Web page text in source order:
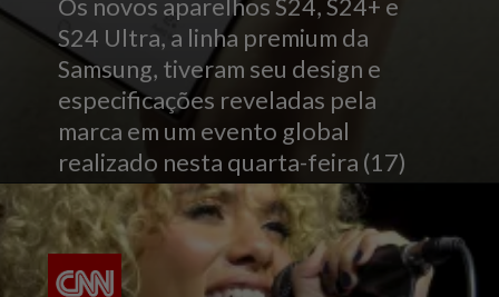
Os novos aparelhos S24, S24+ e
S24 Ultra, a linha premium da
Samsung, tiveram seu design e
especificações reveladas pela
marca em um evento global
realizado nesta quarta-feira (17)